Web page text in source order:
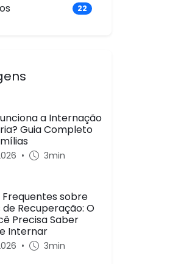
22
a Internação
Guia Completo
• 3min
Frequentes sobre
Recuperação: O
Precisa Saber
Internar
• 3min